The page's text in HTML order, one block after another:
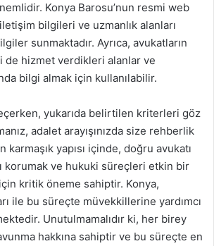
Konya Barosu’nun resmi web
bilgileri ve uzmanlık alanları
sunmaktadır. Ayrıca, avukatların
de hizmet verdikleri alanlar ve
bilgi almak için kullanılabilir.
yukarıda belirtilen kriterleri göz
adalet arayışınızda size rehberlik
yapısı içinde, doğru avukatı
korumak ve hukuki süreçleri etkin bir
kritik öneme sahiptir. Konya,
ile bu süreçte müvekkillerine yardımcı
Unutulmamalıdır ki, her birey
hakkına sahiptir ve bu süreçte en